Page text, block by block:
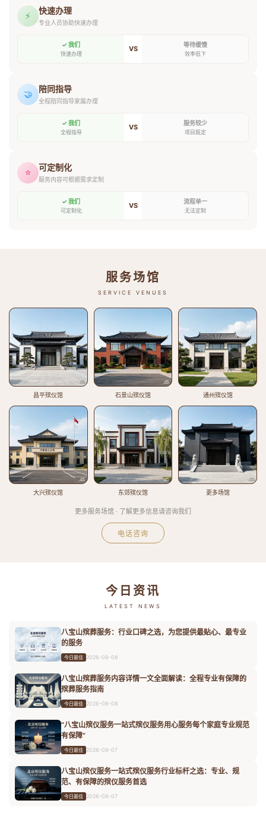
⚡ 快速办理
专业人员协助快速办理
✓ 我们
快速办理
VS 等待缓慢
效率低下
🤝 陪同指导
全程陪同指导家属办理
✓ 我们
全程指导
VS 服务较少
项目既定
⭐ 可定制化
服务内容可根据需求定制
✓ 我们
可定制化
VS 流程单一
无法定制
服务场馆
SERVICE VENUES
昌平殡仪馆 石景山殡仪馆 通州殡仪馆
大兴殡仪馆 东郊殡仪馆 更多场馆
更多服务场馆 · 了解更多信息请咨询我们
电话咨询
今日资讯
LATEST NEWS
八宝山殡葬服务：行业口碑之选，为您提供最贴心、最专业
的服务
今日最佳 2026-08-08
八宝山殡葬服务内容详情一文全面解读：全程专业有保障的
殡葬服务指南
今日最佳 2026-08-08
“八宝山殡仪服务一站式殡仪服务用心服务每个家庭专业规范
有保障”
今日最佳 2026-08-07
八宝山殡仪服务一站式殡仪服务行业标杆之选：专业、规
范、有保障的殡仪服务首选
今日最佳 2026-08-07